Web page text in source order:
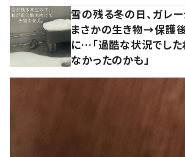
雪の残る冬の日、ガレ
まさかの生き物→保護
に…「過酷な状況でした
なかったのかも」